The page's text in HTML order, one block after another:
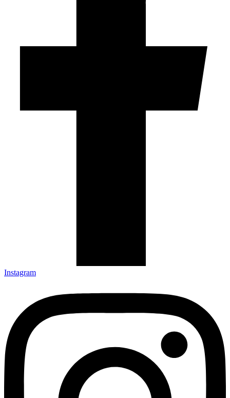
Instagram